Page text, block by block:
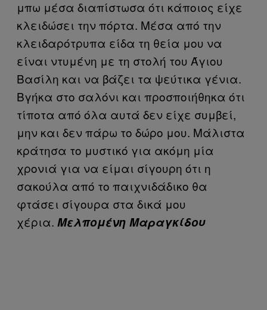
μπω μέσα διαπίστωσα ότι κάποιος είχε
κλειδώσει την πόρτα. Μέσα από την
κλειδαρότρυπα είδα τη θεία μου να
είναι ντυμένη με τη στολή του Άγιου
Βασίλη και να βάζει τα ψεύτικα γένια.
Βγήκα στο σαλόνι και προσποιήθηκα ότι
τίποτα από όλα αυτά δεν είχε συμβεί,
μην και δεν πάρω το δώρο μου. Μάλιστα
κράτησα το μυστικό για ακόμη μία
χρονιά για να είμαι σίγουρη ότι η
σακούλα από το παιχνιδάδικο θα
φτάσει σίγουρα στα δικά μου
χέρια. Μελπομένη Μαραγκίδου